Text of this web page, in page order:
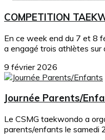
COMPETITION
En ce week end du 7 et 8
a engagé trois athlètes sur
9 février 2026
Journée Parents/
Le CSMG taekwondo a
parents/enfants le samedi